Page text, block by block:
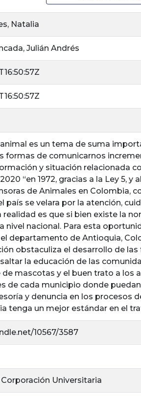
Natalia
Julián Andrés
es un tema de suma
formas de comunicarnos
y situación relacionada
“en 1972, gracias a la Ley 5,
de Animales en Colombia,
país se velara por la atención,
realidad es que si bien existe la
nivel nacional. Para esta
departamento de Antioquia,
obstaculiza el desarrollo de
la educación de las
mascotas y el buen trato a los
de cada municipio donde
y denuncia en los procesos
tenga un mejor estándar en el
10567/3587
Universitaria